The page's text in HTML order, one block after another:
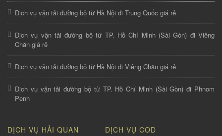
Dịch vụ vận tải đường bộ từ Hà Nội đi Trung Quốc giá rẻ
Dịch vụ vận tải đường bộ từ TP. Hồ Chí Minh (Sài Gòn) đi Viêng
Chăn giá rẻ
Dịch vụ vận tải đường bộ từ Hà Nội đi Viêng Chăn giá rẻ
Dịch vụ vận tải đường bộ từ TP. Hồ Chí Minh (Sài Gòn) đi Phnom
Penh
DỊCH VỤ HẢI QUAN DỊCH VỤ COD